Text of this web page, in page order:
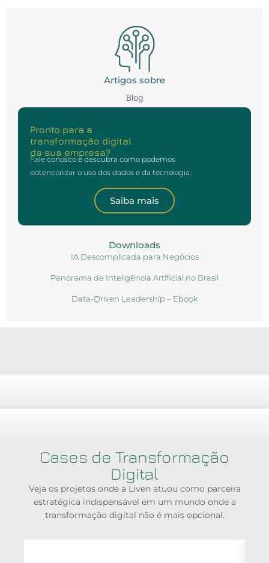
Artigos sobre
Blog
Pronto para a
transformação digital
da sua empresa?
Fale conosco e descubra como podemos
potencializar o uso dos dados e da tecnologia.
Saiba mais
Downloads
IA Descomplicada para Negócios
Panorama de Inteligência Artificial no Brasil
Data-Driven Leadership – Ebook
Cases de Transformação
Digital
Veja os projetos onde a Liven atuou como parceira
estratégica indispensável em um mundo onde a
transformação digital não é mais opcional.